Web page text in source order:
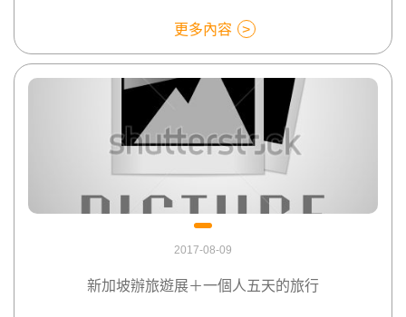
更多內容
2017-08-09
新加坡辦旅遊展＋一個人五天的旅行